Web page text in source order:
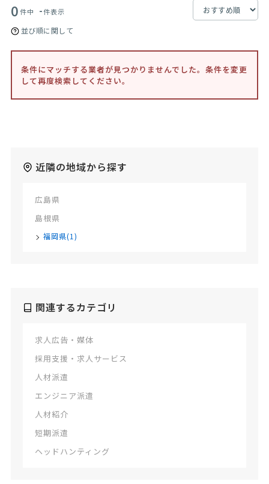
0件中 -件表示
並び順に関して
条件にマッチする業者が見つかりませんでした。条件を変更
して再度検索してください。
近隣の地域から探す
広島県
島根県
福岡県(1)
関連するカテゴリ
求人広告・媒体
採用支援・求人サービス
人材派遣
エンジニア派遣
人材紹介
短期派遣
ヘッドハンティング